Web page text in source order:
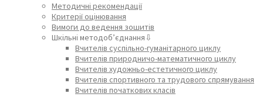
Методичні рекомендації
Критерії оцінювання
Вимоги до ведення зошитів
Шкільні методоб’єднання⇩
Вчителів суспільно-гуманітарного циклу
Вчителів природничо-математичного циклу
Вчителів художньо-естетичного циклу
Вчителів спортивного та трудового спрямування
Вчителів початкових класів